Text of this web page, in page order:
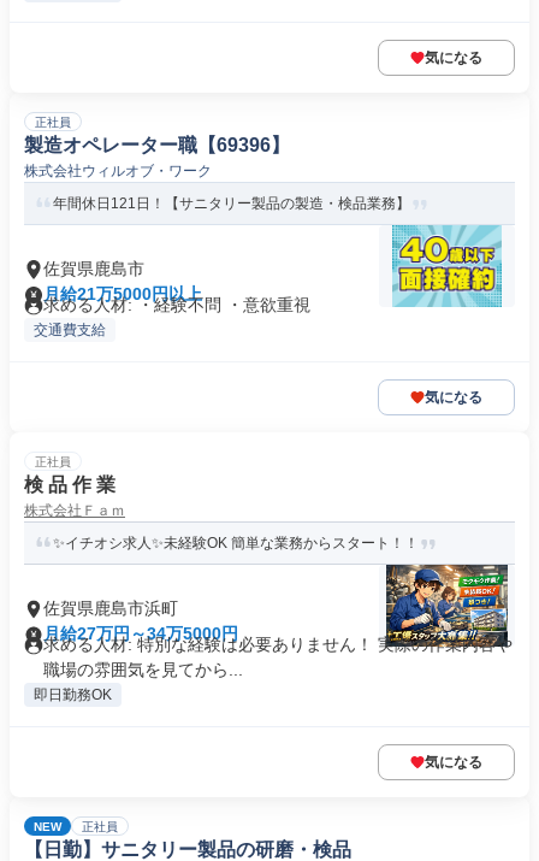
気になる
正社員
製造オペレーター職【69396】
株式会社ウィルオブ・ワーク
年間休日121日！【サニタリー製品の製造・検品業務】
佐賀県鹿島市
月給21万5000円以上
求める人材: ・経験不問 ・意欲重視
交通費支給
気になる
正社員
検 品 作 業
株式会社Ｆａｍ
✨イチオシ求人✨未経験OK 簡単な業務からスタート！！
佐賀県鹿島市浜町
月給27万円～34万5000円
求める人材: 特別な経験は必要ありません！ 実際の作業内容や
職場の雰囲気を見てから...
即日勤務OK
気になる
NEW 正社員
【日勤】サニタリー製品の研磨・検品